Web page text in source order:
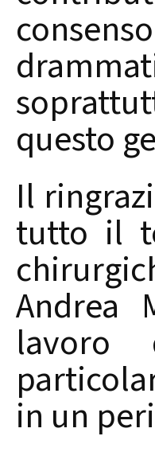
questo
Il
tutto il
Andrea
lavoro
in un